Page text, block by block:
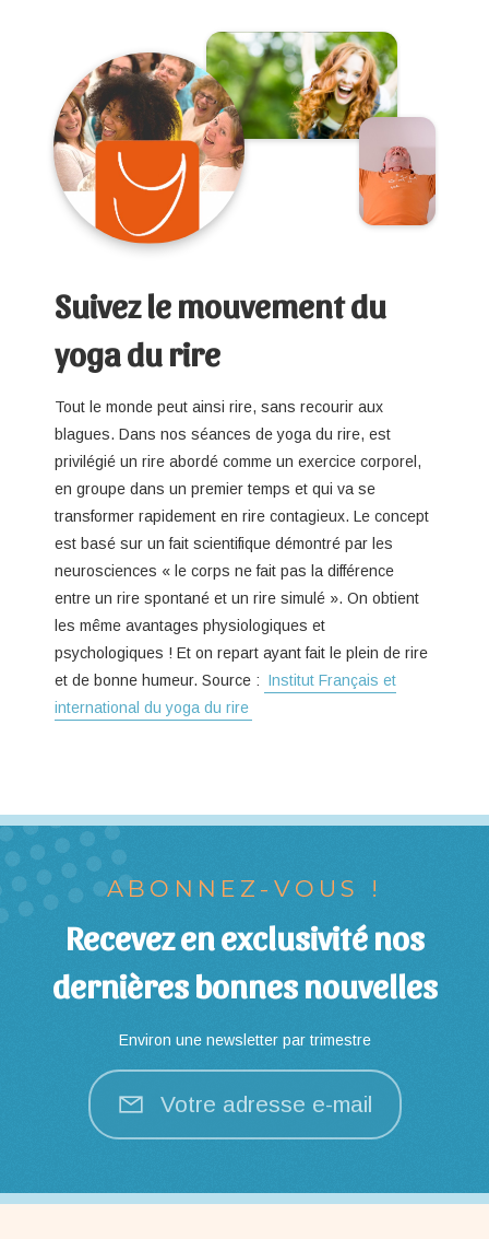
Suivez le mouvement du
yoga du rire
Tout le monde peut ainsi rire, sans recourir aux
blagues. Dans nos séances de yoga du rire, est
privilégié un rire abordé comme un exercice corporel,
en groupe dans un premier temps et qui va se
transformer rapidement en rire contagieux. Le concept
est basé sur un fait scientifique démontré par les
neurosciences « le corps ne fait pas la différence
entre un rire spontané et un rire simulé ». On obtient
les même avantages physiologiques et
psychologiques ! Et on repart ayant fait le plein de rire
et de bonne humeur. Source : Institut Français et
international du yoga du rire
ABONNEZ-VOUS !
Recevez en exclusivité nos
dernières bonnes nouvelles
Environ une newsletter par trimestre
Votre adresse e-mail